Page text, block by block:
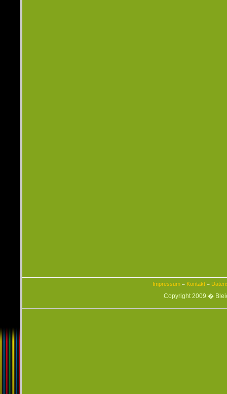
Impressum – Kontakt –
Copyright 2009 �